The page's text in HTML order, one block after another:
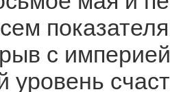
с
уровень